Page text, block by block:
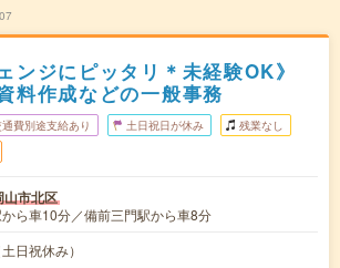
ンジにピッタリ＊未経験OK》
料作成などの一般事務
通費別途支給あり 土日祝日が休み 残業なし
山市北区
ら車10分／備前三門駅から車8分
日祝休み）